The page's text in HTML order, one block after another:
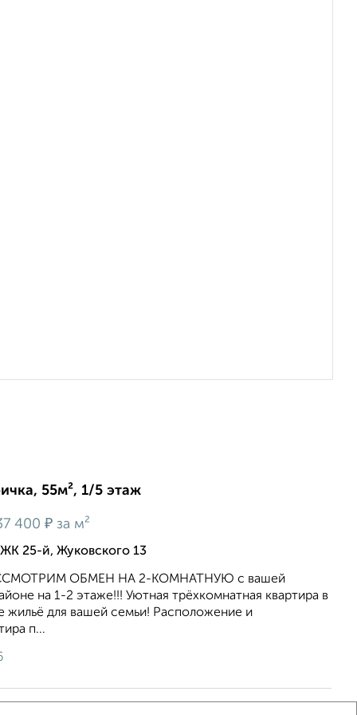
55м², 1/5 этаж
400 ₽ за м²
25-й, Жуковского 13
ОБМЕН НА 2-КОМНАТНУЮ с вашей
на 1-2 этаже!!! Уютная трёхкомнатная квартира в
жильё для вашей семьи! Расположение и
п...